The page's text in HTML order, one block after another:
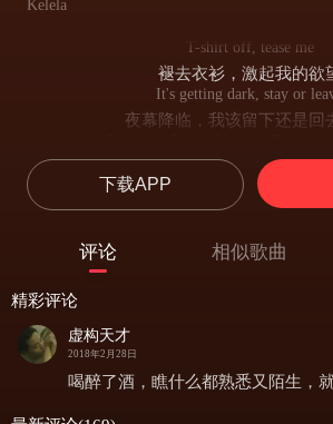
Kelela
T-shirt off, tease me
褪去衣衫，激起我的欲
It's getting dark, stay or
夜幕降临，我该留下还是回
已经第三轮了，你会告诉我你的
Don't you take it back or lie
不要收回你的爱 也不要对
我看得出你想要占有
We both know why we're
下载APP
评论 相似歌曲
精彩评论
虚构天才
2018年2月28日
喝醉了酒，瞧什么都熟悉又陌生，